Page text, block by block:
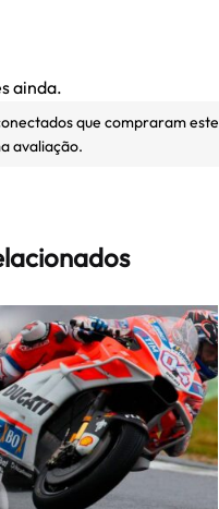
ainda.
que compraram
avaliação.